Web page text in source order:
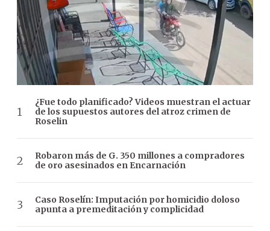
¿Fue todo planificado? Videos muestran el actuar
de los supuestos autores del atroz crimen de
Roselin
Robaron más de G. 350 millones a compradores
de oro asesinados en Encarnación
Caso Roselín: Imputación por homicidio doloso
apunta a premeditación y complicidad